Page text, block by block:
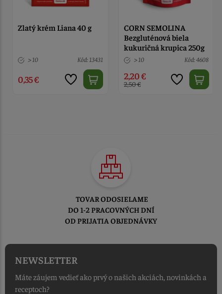
Zlatý krém Liana 40 g
> 10 Kód: 13431
0,35 €
CORN SEMOLINA
Bezgluténová biela
kukuričná krupica 250g
> 10 Kód: 4608
2,20 €
2,50 €
TOVAR ODOSIELAME
DO 1-2 PRACOVNÝCH DNÍ
OD PRIJATIA OBJEDNÁVKY
NEWSLETTER
Máte záujem vedieť ako prvý o našich akciách, novinkách a
receptoch?